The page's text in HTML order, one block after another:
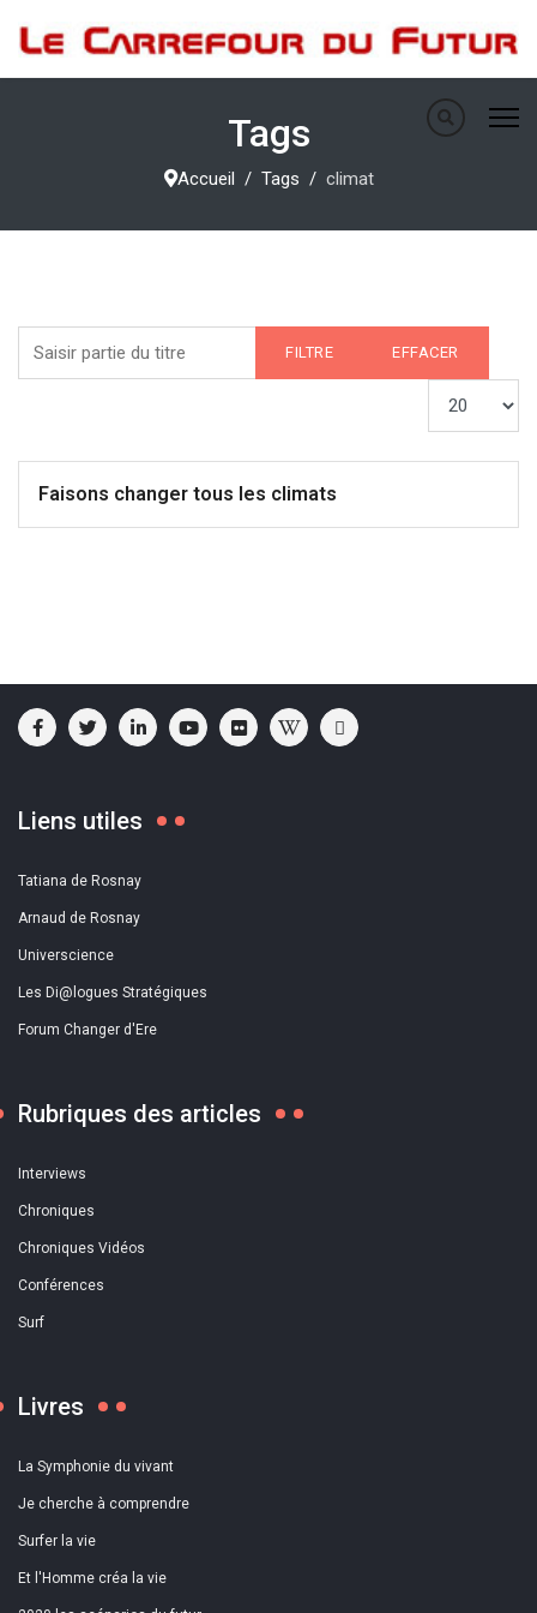
Tags
Accueil Tags climat
FILTRE EFFACER
Faisons changer tous les climats
Liens utiles
Tatiana de Rosnay
Arnaud de Rosnay
Universcience
Les Di@logues Stratégiques
Forum Changer d'Ere
Rubriques des articles
Interviews
Chroniques
Chroniques Vidéos
Conférences
Surf
Livres
La Symphonie du vivant
Je cherche à comprendre
Surfer la vie
Et l'Homme créa la vie